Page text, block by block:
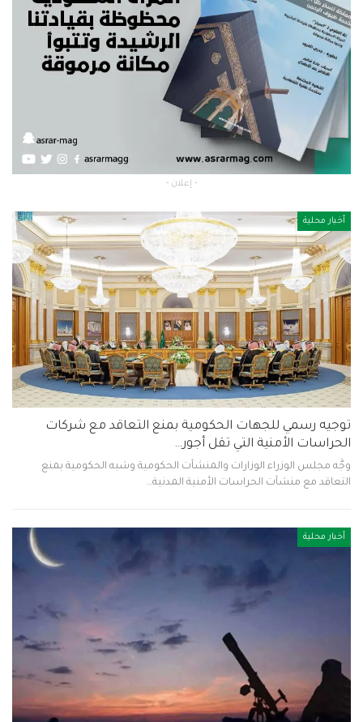
- إعلان -
أخبار محلية
توجيه رسمي للجهات الحكومية بمنع التعاقد مع شركات
الحراسات الأمنية التي تقل أجور…
وجَّه‫ مجلس الوزراء الوزارات والمنشآت الحكومية وشبه الحكومية بمنع
التعاقد مع منشآت الحراسات الأمنية المدنية…
أخبار محلية